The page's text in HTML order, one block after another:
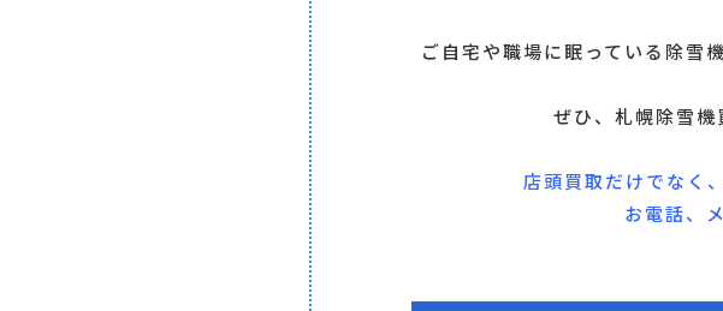
ご自宅や職場に眠っている除雪
ぜひ、札幌除雪機
店頭買取だけでなく
お電話、